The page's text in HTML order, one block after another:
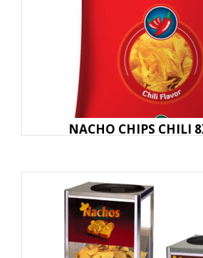
NACHO CHIPS CHILI